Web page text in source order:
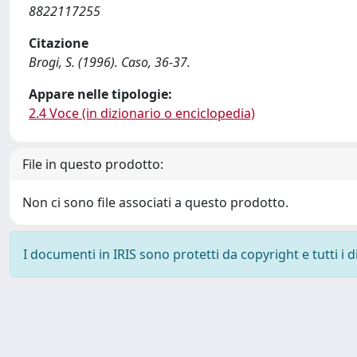
8822117255
Citazione
Brogi, S. (1996). Caso, 36-37.
Appare nelle tipologie:
2.4 Voce (in dizionario o enciclopedia)
File in questo prodotto:
Non ci sono file associati a questo prodotto.
I documenti in IRIS sono protetti da copyright e tutti i